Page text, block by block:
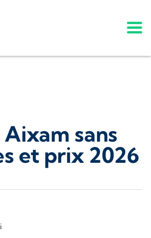
sans
et prix 2026